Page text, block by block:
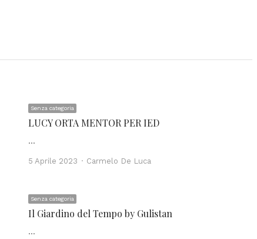
Senza categoria
LUCY ORTA MENTOR PER IED
…
5 Aprile 2023 Author
Carmelo De Luca
Senza categoria
Il Giardino del Tempo by Gulistan
…